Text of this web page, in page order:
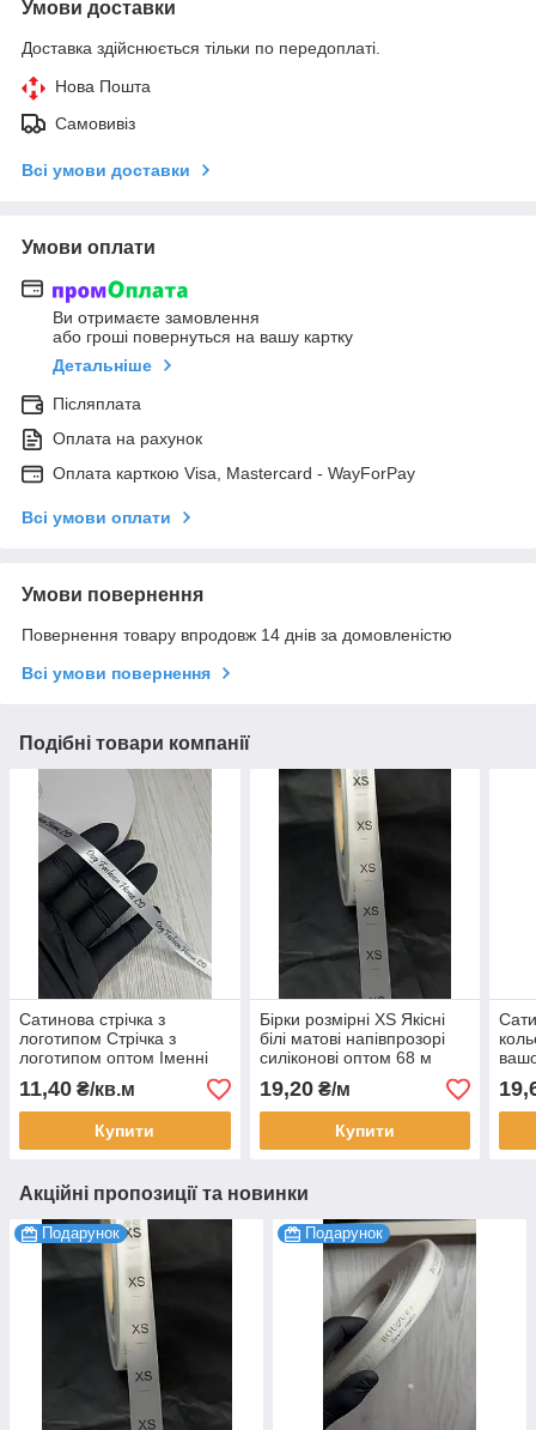
Умови доставки
Доставка здійснюється тільки по передоплаті.
Нова Пошта
Самовивіз
Всі умови доставки
Умови оплати
Ви отримаєте замовлення
або гроші повернуться на вашу картку
Детальніше
Післяплата
Оплата на рахунок
Оплата карткою Visa, Mastercard - WayForPay
Всі умови оплати
Умови повернення
Повернення товару впродовж 14 днів за домовленістю
Всі умови повернення
Подібні товари компанії
Сатинова стрічка з
логотипом Стрічка з
логотипом оптом Іменні
стрічки біла та чорна 10
мм, 100 м
11,40 ₴/кв.м
Купити
Бірки розмірні XS Якісні
білі матові напівпрозорі
силіконові оптом 68 м
19,20₴/м
Купити
м
Акційні пропозиції та новинки
Подарунок Подарунок